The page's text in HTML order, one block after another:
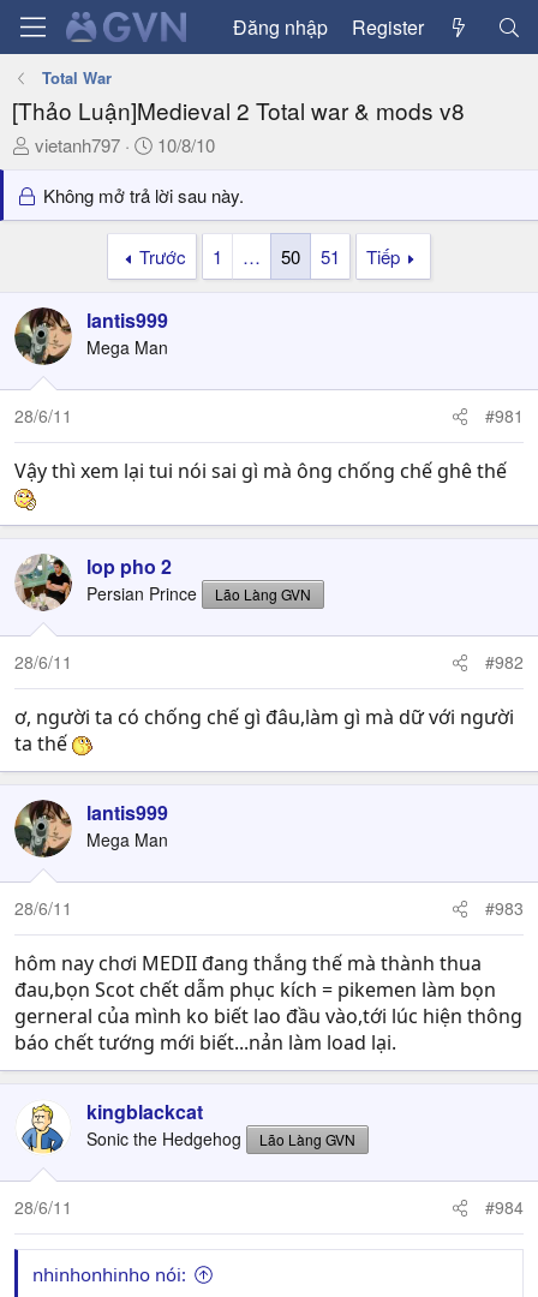
Đăng nhập Register
Total War
[Thảo Luận]Medieval 2 Total war & mods v8
T
r
e
t
a
r
e
r
vietanh797
N
à
y
ử
10/8/10
Không mở trả lời sau này.
Trước 1 … 50 51 Tiếp
lantis999
Mega Man
28/6/11 #981
Vậy thì xem lại tui nói sai gì mà ông chống chế ghê thế
lop pho 2
Persian Prince Lão Làng GVN
28/6/11 #982
ơ, người ta có chống chế gì đâu,làm gì mà dữ với người
ta thế
lantis999
Mega Man
28/6/11 #983
hôm nay chơi MEDII đang thắng thế mà thành thua
đau,bọn Scot chết dẫm phục kích = pikemen làm bọn
gerneral của mình ko biết lao đầu vào,tới lúc hiện thông
báo chết tướng mới biết...nản làm load lại.
kingblackcat
Sonic the Hedgehog Lão Làng GVN
28/6/11 #984
nhinhonhinho nói: